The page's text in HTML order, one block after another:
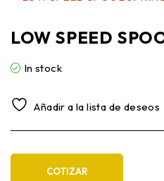
LOW SPEED
In stock
Añadir a la lista de deseos
COTIZAR